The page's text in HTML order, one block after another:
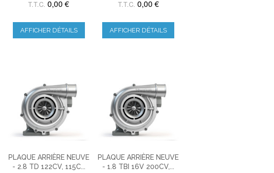
T.T.C. 0,00 €
AFFICHER DÉTAILS
T.T.C. 0,00 €
AFFICHER DÉTAILS
PLAQUE ARRIÈRE NEUVE
- 2.8 TD 122CV, 115C...
PLAQUE ARRIÈRE NEUVE
- 1.8 TBI 16V 200CV,...